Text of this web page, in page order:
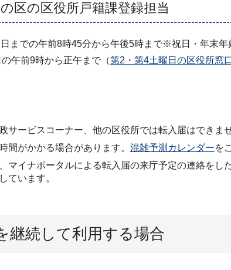
区の区役所戸籍課登録担当
までの午前8時45分から午後5時まで※祝日・年末年
午前9時から正午まで（第2・第4土曜日の区役所窓
サービスコーナー、他の区役所では転入届はできま
間がかかる場合があります。 混雑予測カレンダーを
マイナポータルによる転入届の来庁予定の連絡を
ています。
継続して利用する場合